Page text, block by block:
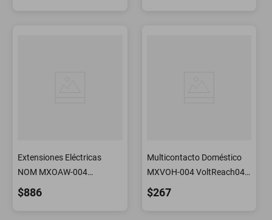
Extensiones Eléctricas
NOM MXOAW-004
PowerWay25 Extensiones
Triple Contacto
$886
Multicontacto Doméstico
MXVOH-004 VoltReach04
Multicontacto Eléctrico
$267